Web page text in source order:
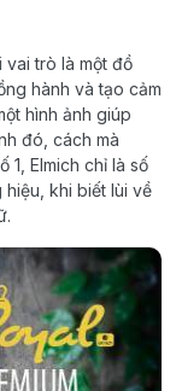
vai trò là một đồ
hành và tạo cảm
hình ảnh giúp
đó, cách mà
1, Elmich chỉ là số
hiệu, khi biết lùi về